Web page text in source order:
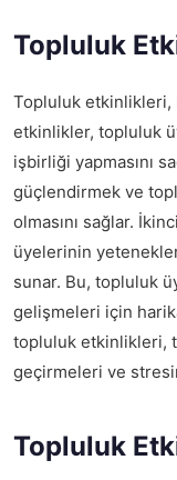
Topluluk
Topluluk etkinlikleri,
etkinlikler, topluluk
işbirliği yapmasını
güçlendirmek ve
olmasını sağlar.
üyelerinin
sunar. Bu, topluluk
gelişmeleri için
topluluk etkinlikleri,
geçirmeleri ve
Topluluk